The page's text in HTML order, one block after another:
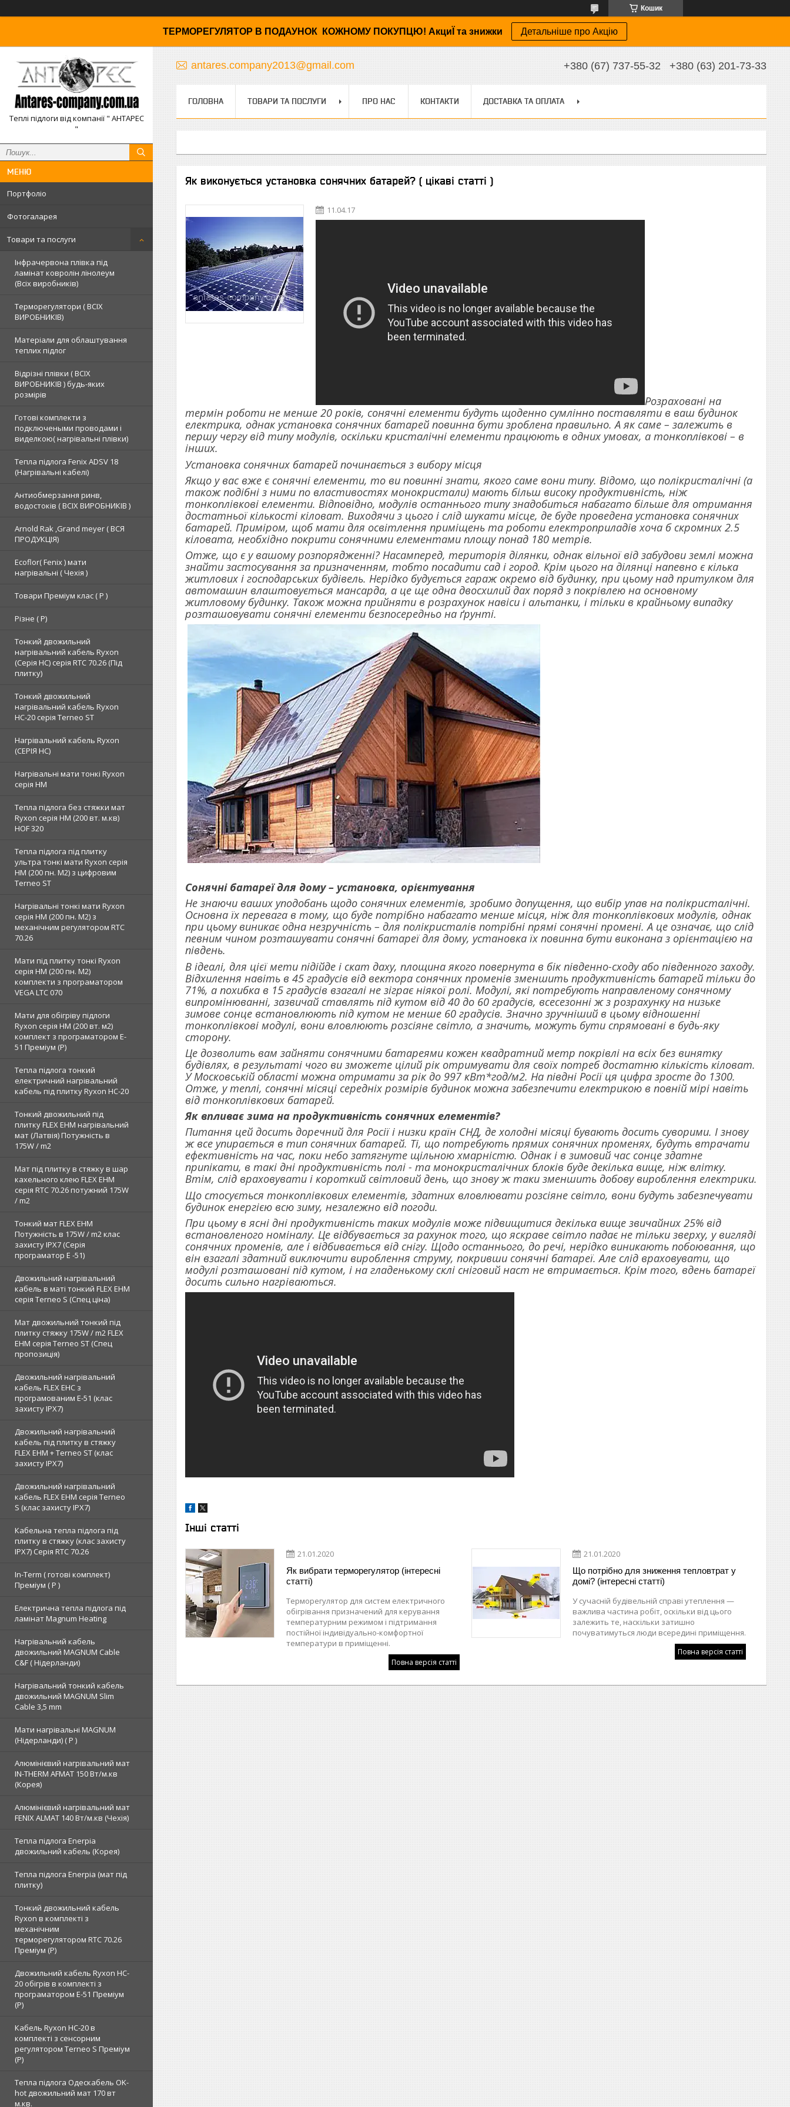
Кошик
ТЕРМОРЕГУЛЯТОР В ПОДАУНОК КОЖНОМУ ПОКУПЦЮ! АкциЇ та знижки Детальніше про Акцію
Теплі підлоги від компанії " АНТАРЕС
"
Портфоліо
Фотогаларея
Товари та послуги
Інфрачервона плівка під
ламінат ковролін лінолеум
(Всіх виробників)
Терморегулятори ( ВСІХ
ВИРОБНИКІВ)
Матеріали для облаштування
теплих підлог
Відрізні плівки ( ВСІХ
ВИРОБНИКІВ ) будь-яких
розмірів
Готові комплекти з
подключеными проводами і
виделкою( нагрівальні плівки)
Тепла підлога Fenix ADSV 18
(Нагрівальні кабелі)
Антиобмерзання ринв,
водостоків ( ВСІХ ВИРОБНИКІВ )
Arnold Rak ,Grand meyer ( ВСЯ
ПРОДУКЦІЯ)
Ecoflor( Fenix ) мати
нагрівальні ( Чехія )
Товари Преміум клас ( Р )
Різне ( Р)
Тонкий двожильний
нагрівальний кабель Ryxon
(Серія НС) серія RTC 70.26 (Під
плитку)
Тонкий двожильний
нагрівальний кабель Ryxon
HC-20 серія Terneo ST
Нагрівальний кабель Ryxon
(СЕРІЯ НС)
Нагрівальні мати тонкі Ryxon
серія НМ
Тепла підлога без стяжки мат
Ryxon серія НМ (200 вт. м.кв)
HOF 320
Тепла підлога під плитку
ультра тонкі мати Ryxon серія
НМ (200 пн. М2) з цифровим
Terneo ST
Нагрівальні тонкі мати Ryxon
серія НМ (200 пн. М2) з
механічним регулятором RTC
70.26
Мати під плитку тонкі Ryxon
серія НМ (200 пн. М2)
комплекти з програматором
VEGA LTC 070
Мати для обігріву підлоги
Ryxon серія НМ (200 вт. м2)
комплект з програматором E-
51 Преміум (Р)
Тепла підлога тонкий
електричний нагрівальний
кабель під плитку Ryxon HC-20
Тонкий двожильний під
плитку FLEX EHM нагрівальний
мат (Латвія) Потужність в
175W / m2
Мат під плитку в стяжку в шар
кахельного клею FLEX EHM
серія RTC 70.26 потужний 175W
/ m2
Тонкий мат FLEX EHM
Потужність в 175W / m2 клас
захисту IPX7 (Серія
програматор Е -51)
Двожильний нагрівальний
кабель в маті тонкий FLEX EHM
серія Terneo S (Спец ціна)
Мат двожильний тонкий під
плитку стяжку 175W / m2 FLEX
EHM серія Terneo SТ (Спец
пропозиція)
Двожильний нагрівальний
кабель FLEX EHС з
програмованим E-51 (клас
захисту IPX7)
Двожильний нагрівальний
кабель під плитку в стяжку
FLEX EHM + Terneo ST (клас
захисту IPX7)
Двожильний нагрівальний
кабель FLEX EHM серія Terneo
S (клас захисту IPX7)
Кабельна тепла підлога під
плитку в стяжку (клас захисту
IPX7) Серія RTC 70.26
In-Term ( готові комплект)
Преміум ( Р )
Електрична тепла підлога під
ламінат Magnum Heating
Нагрівальний кабель
двожильний MAGNUM Cable
C&F ( Нідерланди)
Нагрівальний тонкий кабель
двожильний MAGNUM Slim
Cable 3,5 mm
Мати нагрівальні MAGNUM
(Нідерланди) ( Р )
Алюмінієвий нагрівальний мат
IN-THERM AFMAT 150 Вт/м.кв
(Корея)
Алюмінієвий нагрівальний мат
FENIX ALMAT 140 Вт/м.кв (Чехія)
Тепла підлога Enerpia
двожильний кабель (Корея)
Тепла підлога Enerpia (мат під
плитку)
Тонкий двожильний кабель
Ryxon в комплекті з
механічним
терморегулятором RTC 70.26
Преміум (Р)
Двожильний кабель Ryxon HC-
20 обігрів в комплекті з
програматором E-51 Преміум
(Р)
Кабель Ryxon HC-20 в
комплекті з сенсорним
регулятором Terneo S Преміум
(Р)
Тепла підлога Одескабель OK-
hot двожильний мат 170 вт
м.кв.
antares.company2013@gmail.com +380 (67) 737-55-32 +380 (63) 201-73-33
ГОЛОВНА ТОВАРИ ТА ПОСЛУГИ ПРО НАС КОНТАКТИ ДОСТАВКА ТА ОПЛАТА
Як виконується установка сонячних батарей? ( цікаві статті )
11.04.17
Розраховані на
термін роботи не менше 20 років, сонячні елементи будуть щоденно сумлінно поставляти в ваш будинок
електрика, однак установка сонячних батарей повинна бути зроблена правильно. А як саме – залежить в
першу чергу від типу модулів, оскільки кристалічні елементи працюють в одних умовах, а тонкоплівкові – в
інших.
Установка сонячних батарей починається з вибору місця
Якщо у вас вже є сонячні елементи, то ви повинні знати, якого саме вони типу. Відомо, що полікристалічні (а
також подібні з ними по властивостях монокристали) мають більш високу продуктивність, ніж
тонкоплівкові елементи. Відповідно, модулів останнього типу знадобиться набагато більше для отримання
достатньої кількості кіловат. Виходячи з цього і слід шукати місце, де буде проведена установка сонячних
батарей. Приміром, щоб мати для освітлення приміщень та роботи електроприладів хоча б скромних 2.5
кіловата, необхідно покрити сонячними елементами площу понад 180 метрів.
Отже, що є у вашому розпорядженні? Насамперед, територія ділянки, однак вільної від забудови землі можна
знайти застосування за призначенням, тобто посадити сад і город. Крім цього на ділянці напевно є кілька
житлових і господарських будівель. Нерідко будується гараж окремо від будинку, при цьому над притулком для
автомашин влаштовується мансарда, а це ще одна двосхилий дах поряд з покрівлею на основному
житловому будинку. Також можна прийняти в розрахунок навіси і альтанки, і тільки в крайньому випадку
розташовувати сонячні елементи безпосередньо на ґрунті.
Сонячні батареї для дому – установка, орієнтування
Не знаючи ваших уподобань щодо сонячних елементів, зробимо допущення, що вибір упав на полікристалічні.
Основна їх перевага в тому, що буде потрібно набагато менше місця, ніж для тонкоплівкових модулів, однак
при цьому виникає одна незручність – для полікристалів потрібні прямі сонячні промені. А це означає, що слід
певним чином розташувати сонячні батареї для дому, установка їх повинна бути виконана з орієнтацією на
південь.
В ідеалі, для цієї мети підійде і скат даху, площина якого повернута в бік південно-сходу або південного заходу.
Відхилення навіть в 45 градусів від вектора сонячних променів зменшить продуктивність батарей тільки до
71%, а похибка в 15 градусів взагалі не зіграє ніякої ролі. Модулі, які потребують направленому сонячному
випромінюванні, зазвичай ставлять під кутом від 40 до 60 градусів, всесезонні ж з розрахунку на низьке
зимове сонце встановлюють під кутом не менше 60 градусів. Значно зручніший в цьому відношенні
тонкоплівкові модулі, вони вловлюють розсіяне світло, а значить, можуть бути спрямовані в будь-яку
сторону.
Це дозволить вам зайняти сонячними батареями кожен квадратний метр покрівлі на всіх без винятку
будівлях, в результаті чого ви зможете цілий рік отримувати для своїх потреб достатню кількість кіловат.
У Московській області можна отримати за рік до 997 кВт*год/м2. На півдні Росії ця цифра зросте до 1300.
Отже, у теплі, сонячні місяці середніх розмірів будинок можна забезпечити електрикою в повній мірі навіть
від тонкоплівкових батарей.
Як впливає зима на продуктивність сонячних елементів?
Питання цей досить доречний для Росії і низки країн СНД, де холодні місяці бувають досить суворими. І знову
ж все упирається в тип сонячних батарей. Ті, що потребують прямих сонячних променях, будуть втрачати
ефективність на час, поки небо затягнуте щільною хмарністю. Однак і в зимовий час сонце здатне
припікати, в такі дні продуктивність полі - та монокристалічних блоків буде декілька вище, ніж влітку.
Втім, слід враховувати і короткий світловий день, що знову ж таки зменшить добову вироблення електрики.
Що стосується тонкоплівкових елементів, здатних вловлювати розсіяне світло, вони будуть забезпечувати
будинок енергією всю зиму, незалежно від погоди.
При цьому в ясні дні продуктивність таких модулів може підвищитися декілька вище звичайних 25% від
встановленого номіналу. Це відбувається за рахунок того, що яскраве світло падає не тільки зверху, у вигляді
сонячних променів, але і відбивається від снігу. Щодо останнього, до речі, нерідко виникають побоювання, що
він взагалі здатний виключити вироблення струму, покривши сонячні батареї. Але слід враховувати, що
модулі розташовані під кутом, і на гладенькому склі сніговий наст не втримається. Крім того, вдень батареї
досить сильно нагріваються.
Інші статті
21.01.2020
Як вибрати терморегулятор (інтересні
статті)
Терморегулятор для систем електричного
обігрівання призначений для керування
температурним режимом і підтримання
постійної індивідуально-комфортної
температури в приміщенні.
Повна версія статті
21.01.2020
Що потрібно для зниження тепловтрат у
домі? (інтересні статті)
У сучасній будівельній справі утеплення —
важлива частина робіт, оскільки від цього
залежить те, наскільки затишно
почуватимуться люди всередині приміщення.
Повна версія статті